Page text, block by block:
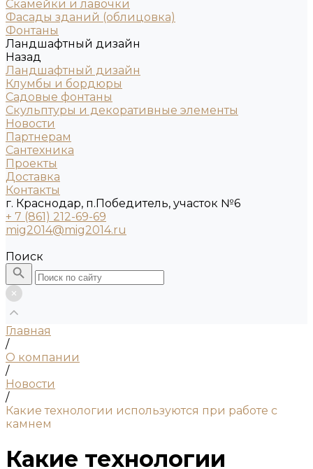
Скамейки и лавочки
Фасады зданий (облицовка)
Фонтаны
Ландшафтный дизайн
Назад
Ландшафтный дизайн
Клумбы и бордюры
Садовые фонтаны
Скульптуры и декоративные элементы
Новости
Партнерам
Сантехника
Проекты
Доставка
Контакты
г. Краснодар, п.Победитель, участок №6
+ 7 (861) 212-69-69
mig2014@mig2014.ru
Поиск
Главная
/
О компании
/
Новости
/
Какие технологии используются при работе с
камнем
Какие технологии